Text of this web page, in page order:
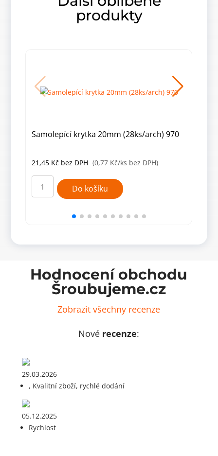
produkty
Samolepící krytka 20mm (28ks/arch) 970
21,45 Kč bez DPH (0,77 Kč/ks bez DPH)
Samolepící
krytka
20mm
(28ks/arch)
Do košíku
Hodnocení obchodu
Šroubujeme.cz
Zobrazit všechny recenze
Nové recenze:
29.03.2026
, Kvalitní zboží, rychlé dodání
05.12.2025
Rychlost